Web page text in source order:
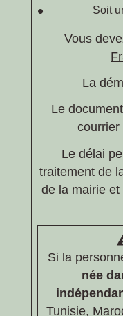
Soit
Vous
La
Le
courrier
Le délai
traitement de
de la mairie
Si la
née
Tunisie,